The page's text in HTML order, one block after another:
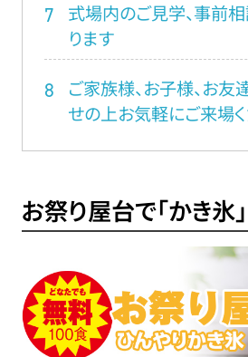
7
式場内のご見学、事前
ります
8
ご家族様、お子様、お
せの上お気軽にご来場
お祭り屋台で「かき氷